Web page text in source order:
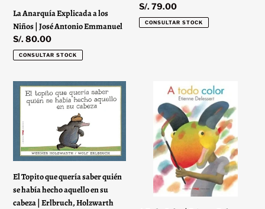
La Anarquía Explicada a los
Niños | José Antonio Emmanuel
Precio
habitual
S/. 80.00
CONSULTAR STOCK
Precio
habitual
S/. 79.00
CONSULTAR STOCK
El
Topito
quería
saber
quién
había
hecho
aquello
El Topito que quería saber quién
se había hecho aquello en su
cabeza | Erlbruch, Holzwarth
Color
Etienne
Delessert